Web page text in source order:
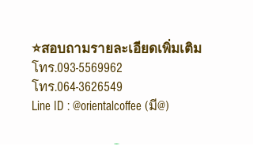
⭐สอบถามรายละเอียดเพิ่มเติม
โทร.093-5569962
โทร.064-3626549
Line ID : @orientalcoffee (มี@)